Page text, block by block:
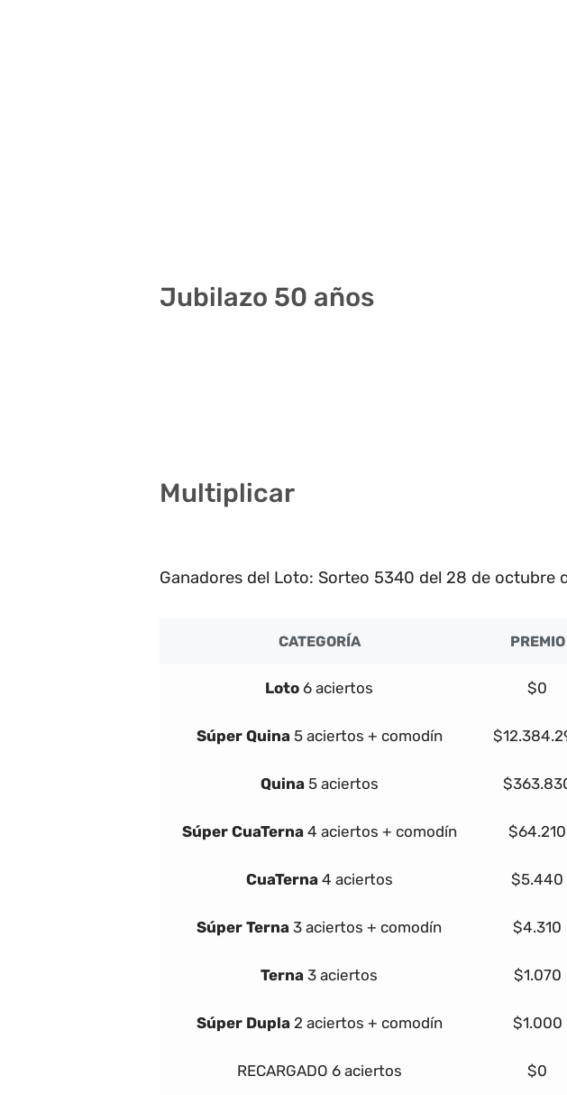
Jubilazo 50 años
Multiplicar
Ganadores del Loto: Sorteo 5340 del 28 de octubre
CATEGORÍA PREMIO
Loto 6 aciertos $0
Súper Quina 5 aciertos + comodín
Quina 5 aciertos
Súper CuaTerna 4 aciertos + comodín $64.210
CuaTerna 4 aciertos $5.440
Súper Terna 3 aciertos + comodín $4.310
Terna 3 aciertos $1.070
Súper Dupla 2 aciertos + comodín $1.000
RECARGADO 6 aciertos $0